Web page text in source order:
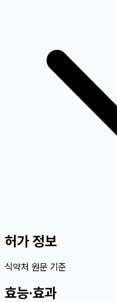
허가 정보
식약처 원문 기준
효능·효과